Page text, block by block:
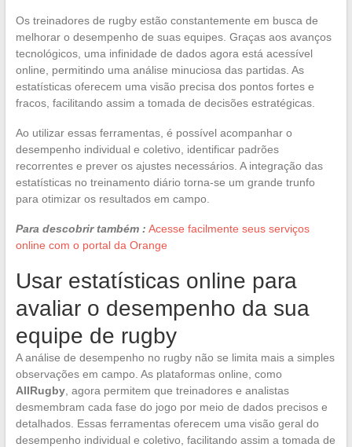
Os treinadores de rugby estão constantemente em busca de
melhorar o desempenho de suas equipes. Graças aos avanços
tecnológicos, uma infinidade de dados agora está acessível
online, permitindo uma análise minuciosa das partidas. As
estatísticas oferecem uma visão precisa dos pontos fortes e
fracos, facilitando assim a tomada de decisões estratégicas.
Ao utilizar essas ferramentas, é possível acompanhar o
desempenho individual e coletivo, identificar padrões
recorrentes e prever os ajustes necessários. A integração das
estatísticas no treinamento diário torna-se um grande trunfo
para otimizar os resultados em campo.
Para descobrir também : Acesse facilmente seus serviços
online com o portal da Orange
Usar estatísticas online para
avaliar o desempenho da sua
equipe de rugby
A análise de desempenho no rugby não se limita mais a simples
observações em campo. As plataformas online, como
AllRugby, agora permitem que treinadores e analistas
desmembram cada fase do jogo por meio de dados precisos e
detalhados. Essas ferramentas oferecem uma visão geral do
desempenho individual e coletivo, facilitando assim a tomada de